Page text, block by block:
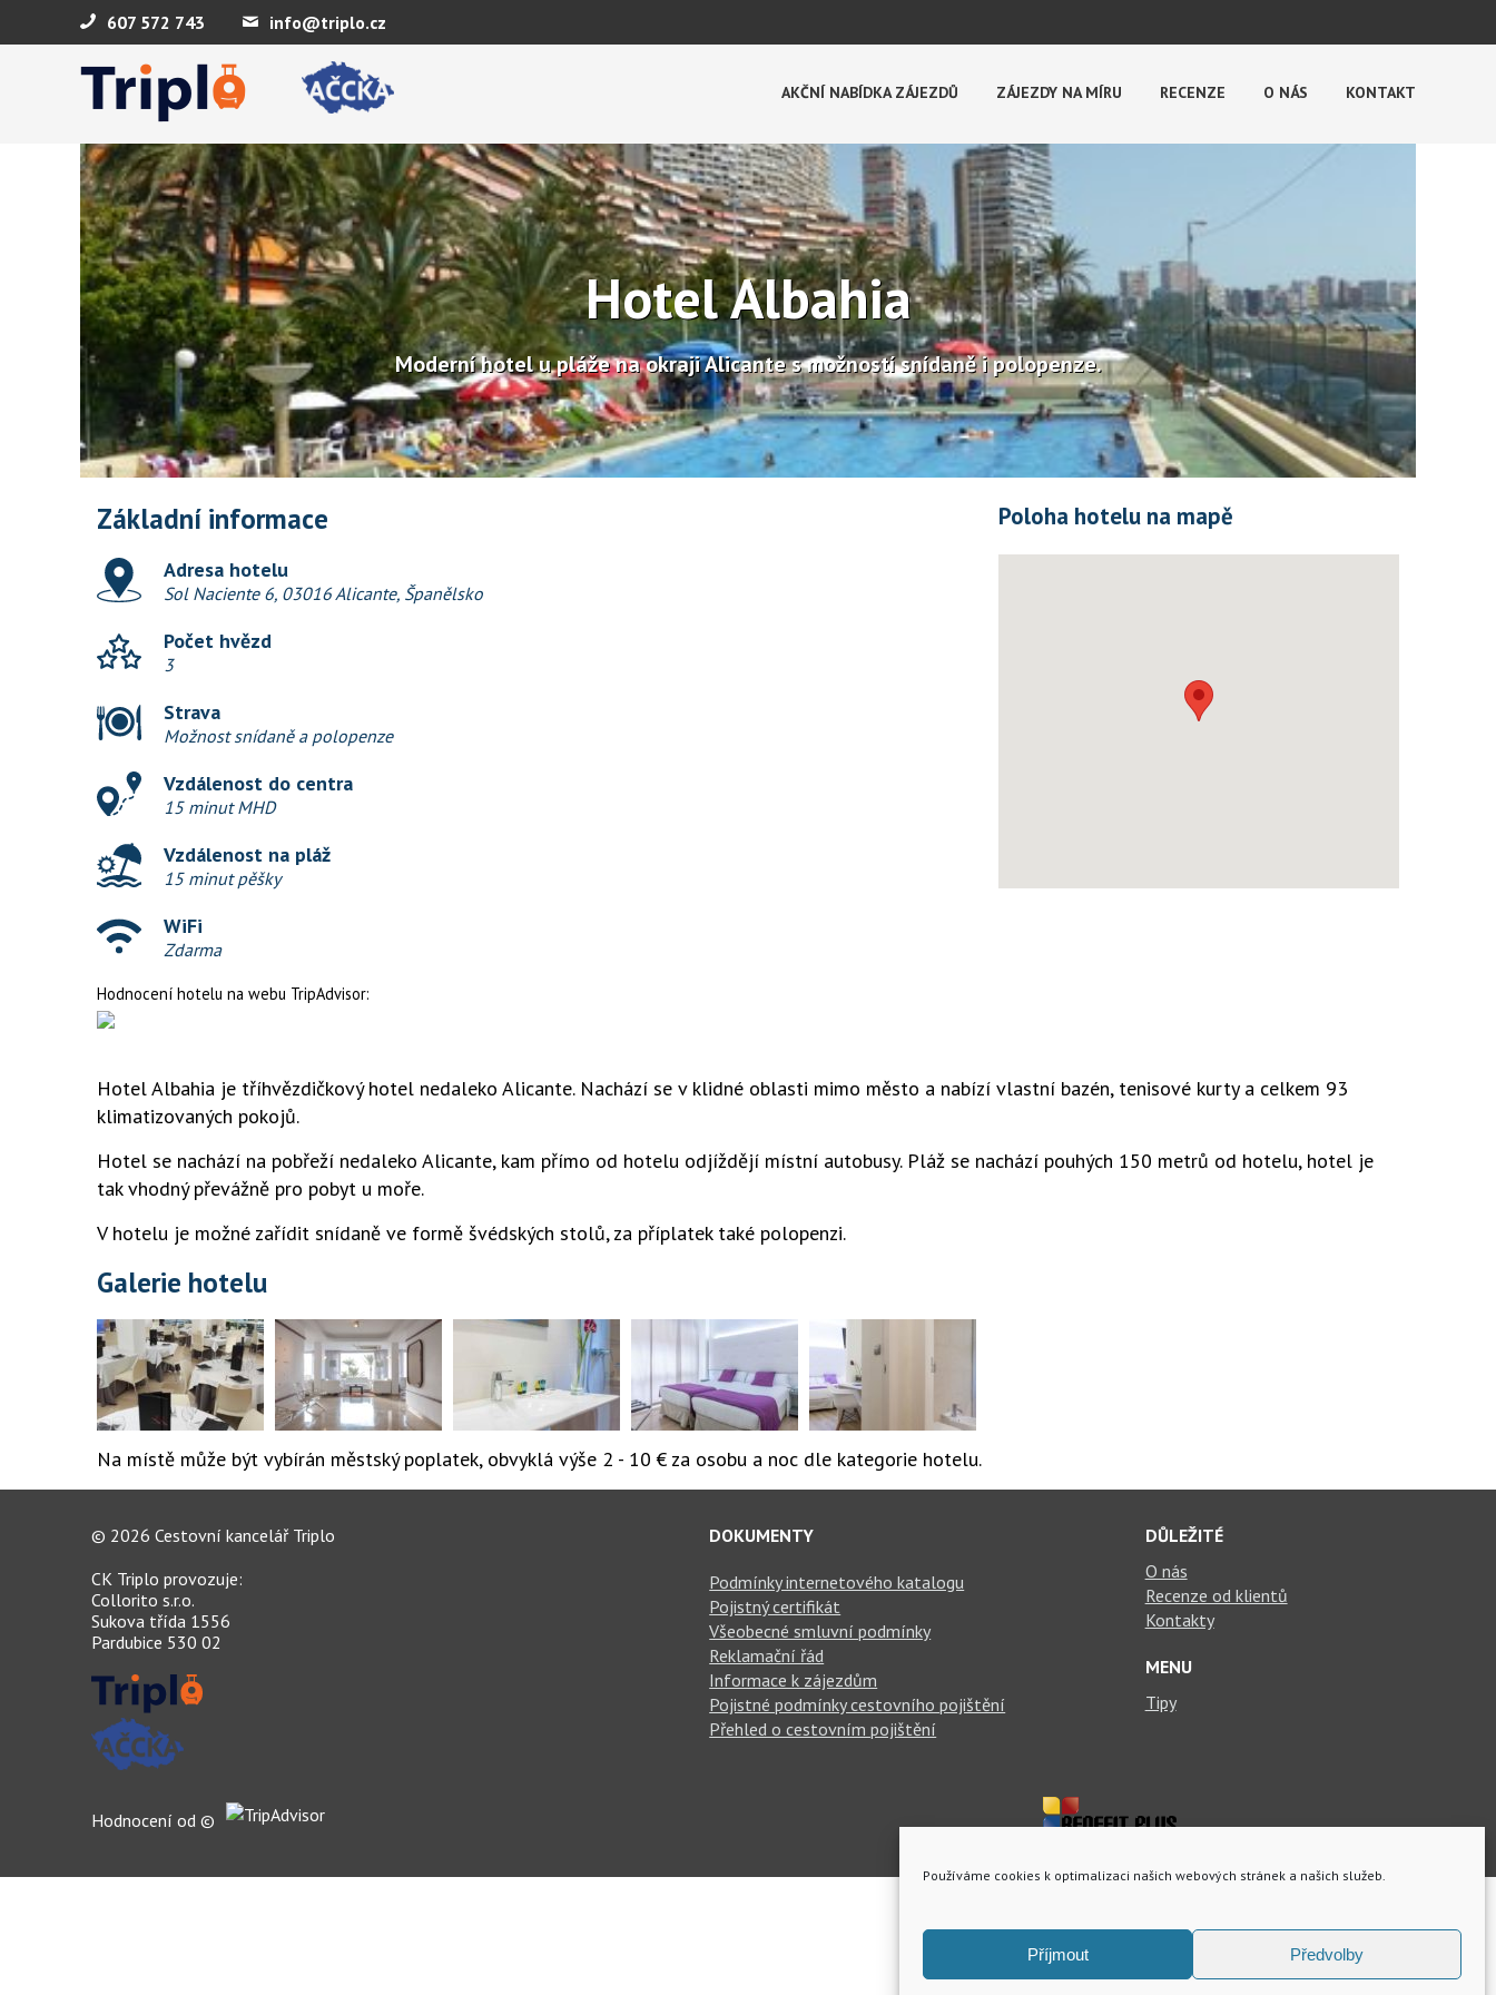
Používáme cookies k optimalizaci našich webových stránek a našich služeb.
Příjmout Předvolby
607 572 743 info@triplo.cz
AKČNÍ NABÍDKA ZÁJEZDŮ ZÁJEZDY NA MÍRU RECENZE O NÁS KONTAKT
Hotel Albahia
Moderní hotel u pláže na okraji Alicante s možností snídaně i polopenze.
Základní informace
Adresa hotelu
Sol Naciente 6, 03016 Alicante, Španělsko
Počet hvězd
3
Strava
Možnost snídaně a polopenze
Vzdálenost do centra
15 minut MHD
Vzdálenost na pláž
15 minut pěšky
WiFi
Zdarma
Hodnocení hotelu na webu TripAdvisor:
Poloha hotelu na mapě
Hotel Albahia je tříhvězdičkový hotel nedaleko Alicante. Nachází se v klidné oblasti mimo město a nabízí vlastní bazén, tenisové kurty a celkem 93
klimatizovaných pokojů.
Hotel se nachází na pobřeží nedaleko Alicante, kam přímo od hotelu odjíždějí místní autobusy. Pláž se nachází pouhých 150 metrů od hotelu, hotel je
tak vhodný převážně pro pobyt u moře.
V hotelu je možné zařídit snídaně ve formě švédských stolů, za příplatek také polopenzi.
Galerie hotelu
Na místě může být vybírán městský poplatek, obvyklá výše 2 - 10 € za osobu a noc dle kategorie hotelu.
© 2026 Cestovní kancelář Triplo
CK Triplo provozuje:
Collorito s.r.o.
Sukova třída 1556
Pardubice 530 02
DOKUMENTY
Podmínky internetového katalogu
Pojistný certifikát
Všeobecné smluvní podmínky
Reklamační řád
Informace k zájezdům
Pojistné podmínky cestovního pojištění
Přehled o cestovním pojištění
DŮLEŽITÉ
O nás
Recenze od klientů
Kontakty
MENU
Tipy
Hodnocení od ©